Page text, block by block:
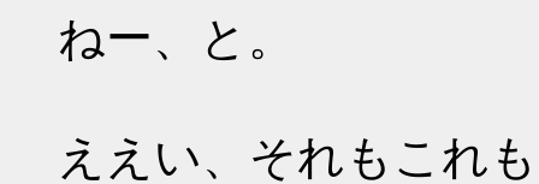
ねー、と。
ええい、それもこれ